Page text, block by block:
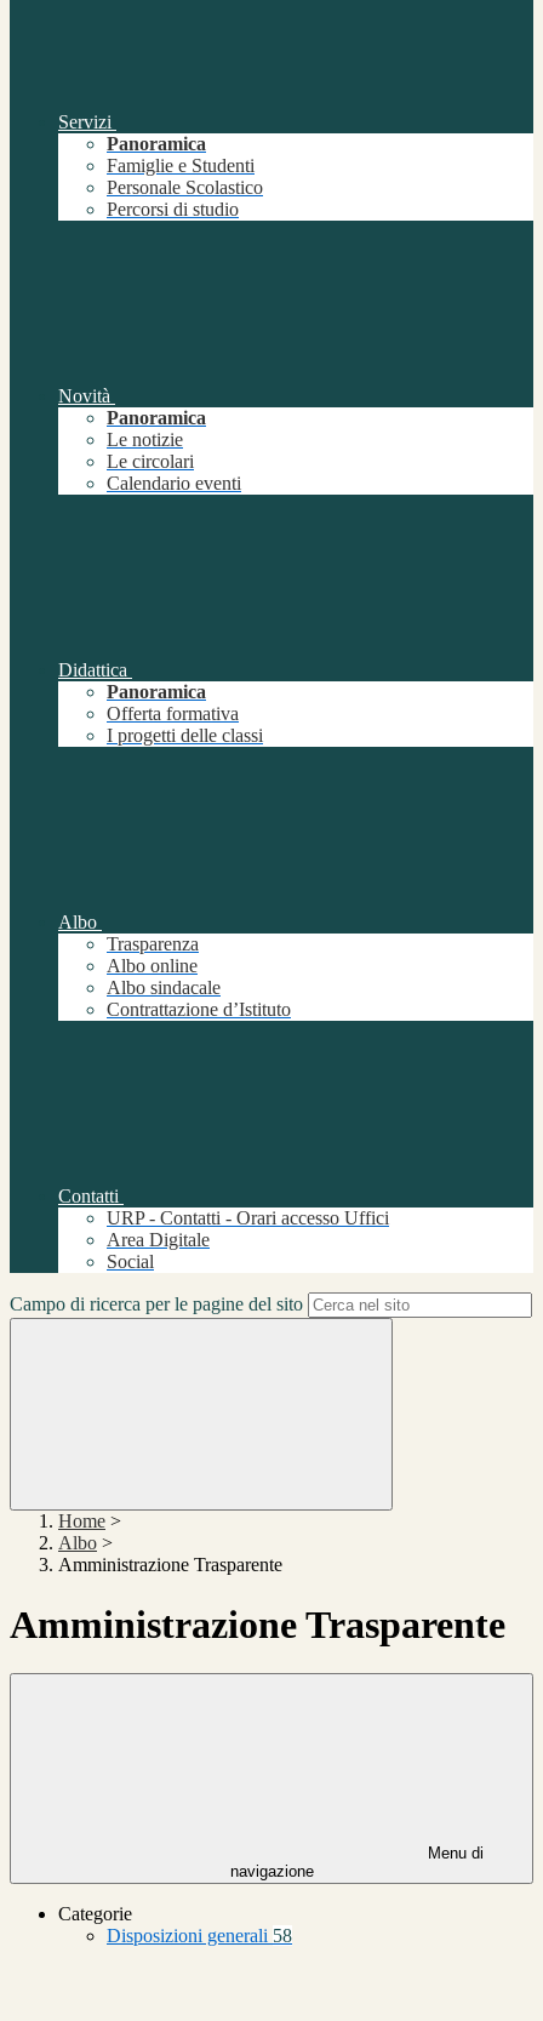
Servizi
Panoramica
Famiglie e Studenti
Personale Scolastico
Percorsi di studio
Novità
Panoramica
Le notizie
Le circolari
Calendario eventi
Didattica
Panoramica
Offerta formativa
I progetti delle classi
Albo
Trasparenza
Albo online
Albo sindacale
Contrattazione d’Istituto
Contatti
URP - Contatti - Orari accesso Uffici
Area Digitale
Social
Campo di ricerca per le pagine del sito
Home >
Albo >
Amministrazione Trasparente
Amministrazione Trasparente
Menu di
navigazione
Categorie
Disposizioni generali 58